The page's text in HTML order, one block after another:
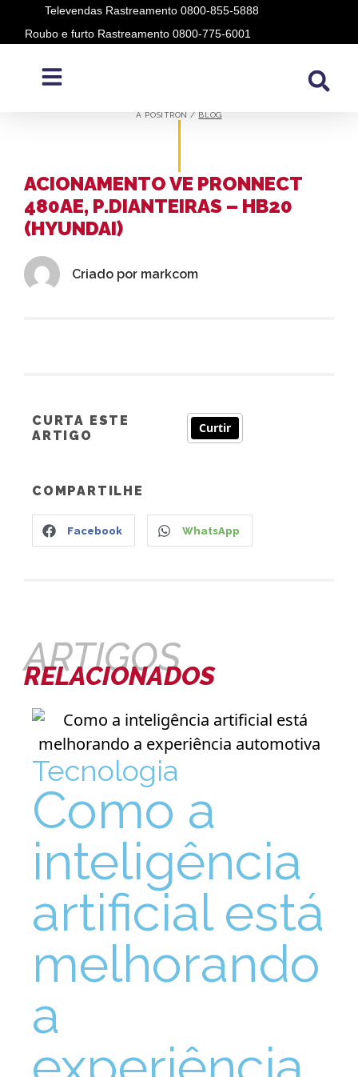
Televendas Rastreamento 0800-855-5888
Roubo e furto Rastreamento 0800-775-6001
A PÓSITRON / BLOG
ACIONAMENTO VE PRONNECT
480AE, P.DIANTEIRAS – HB20
(HYUNDAI)
Criado por markcom
CURTA ESTE
ARTIGO
Curtir
COMPARTILHE
Facebook WhatsApp
ARTIGOS
RELACIONADOS
Tecnologia
Como a
inteligência
artificial está
melhorando
a